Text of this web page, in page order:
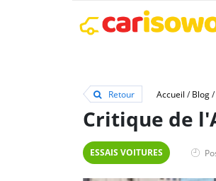
Retour Accueil /Blog/
Critique de
ESSAIS VOITURES